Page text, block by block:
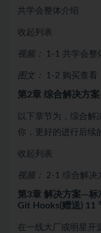
共学会整体介绍
收起列表
视频： 1-1 共学会整
图文： 1-2 购买查看
第2章 综合解决方
以下章节为，综合解
你，更好的进行后续
收起列表
视频： 2-1 综合解决
第3章 解决方案—标
Git Hooks(赠送) 11
在一线大厂或明星开